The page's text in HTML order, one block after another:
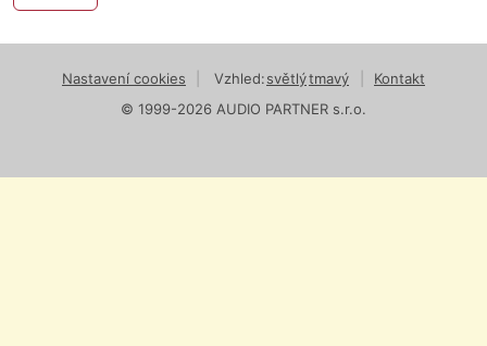
Nastavení cookies Vzhled:světlýtmavý
Kontakt
© 1999-2026 AUDIO PARTNER s.r.o.